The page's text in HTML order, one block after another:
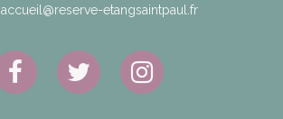
accueil@reserve-etangsaintpaul.fr